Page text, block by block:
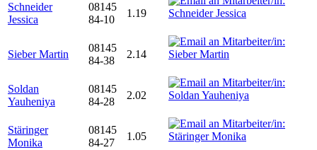
Schneider
Jessica
08145
84-10
1.19
Sieber Martin
08145
84-38
2.14
Soldan
Yauheniya
08145
84-28
2.02
Stäringer
Monika
08145
84-27
1.05